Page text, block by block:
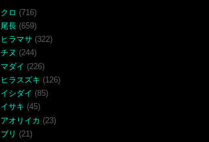
クロ (716)
尾長 (659)
ヒラマサ (322)
チヌ (244)
マダイ (226)
ヒラスズキ (126)
イシダイ (85)
イサキ (45)
アオリイカ (23)
ブリ (21)